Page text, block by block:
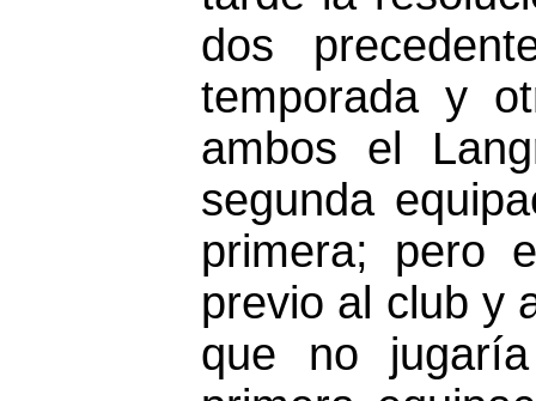
dos
temporada y
ambos el
segunda
primera; pero
previo al club y
que no